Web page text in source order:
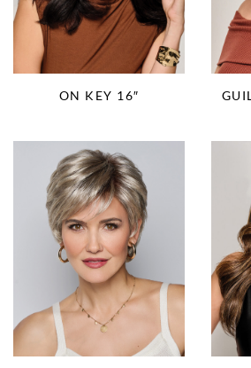
ON KEY 16″